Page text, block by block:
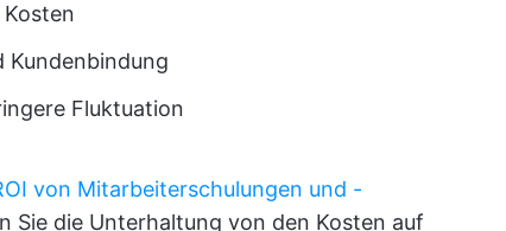
Kundenbindung
Fluktuation
von Mitarbeiterschulungen und -
Sie die Unterhaltung von den Kosten auf